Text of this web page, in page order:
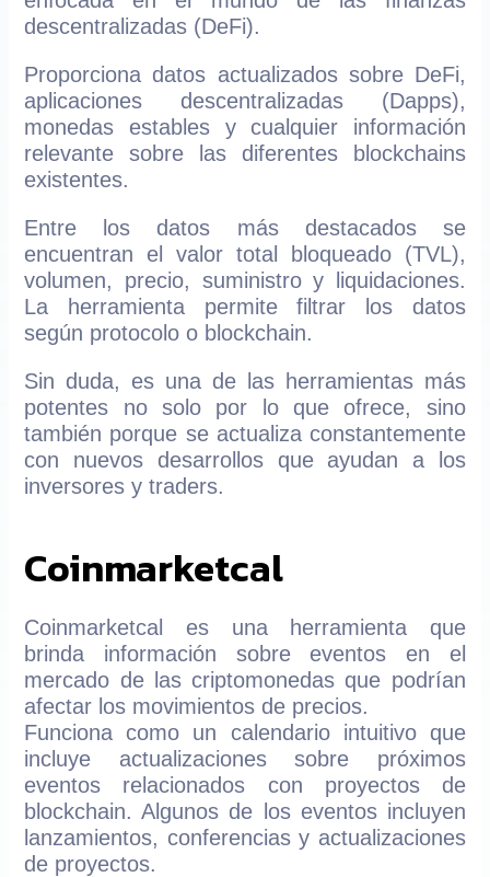
descentralizadas (DeFi).
Proporciona datos actualizados sobre DeFi,
aplicaciones descentralizadas (Dapps),
monedas estables y cualquier información
relevante sobre las diferentes blockchains
existentes.
Entre los datos más destacados se
encuentran el valor total bloqueado (TVL),
volumen, precio, suministro y liquidaciones.
La herramienta permite filtrar los datos
según protocolo o blockchain.
Sin duda, es una de las herramientas más
potentes no solo por lo que ofrece, sino
también porque se actualiza constantemente
con nuevos desarrollos que ayudan a los
inversores y traders.
Coinmarketcal
Coinmarketcal es una herramienta que
brinda información sobre eventos en el
mercado de las criptomonedas que podrían
afectar los movimientos de precios.
Funciona como un calendario intuitivo que
incluye actualizaciones sobre próximos
eventos relacionados con proyectos de
blockchain. Algunos de los eventos incluyen
lanzamientos, conferencias y actualizaciones
de proyectos.